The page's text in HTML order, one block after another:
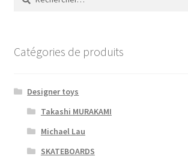
Catégories de produits
Designer toys
Takashi MURAKAMI
Michael Lau
SKATEBOARDS